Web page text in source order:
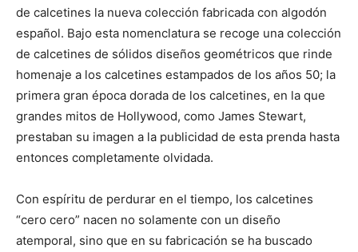
de calcetines la nueva colección fabricada con algodón
español. Bajo esta nomenclatura se recoge una colección
de calcetines de sólidos diseños geométricos que rinde
homenaje a los calcetines estampados de los años 50; la
primera gran época dorada de los calcetines, en la que
grandes mitos de Hollywood, como James Stewart,
prestaban su imagen a la publicidad de esta prenda hasta
entonces completamente olvidada.
Con espíritu de perdurar en el tiempo, los calcetines
“cero cero” nacen no solamente con un diseño
atemporal, sino que en su fabricación se ha buscado